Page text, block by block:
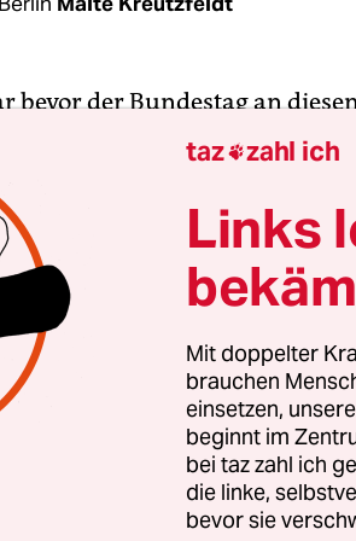
bevor der Bundestag an
verabschiedet, hat die
„Klimaschutz
war geplant, dass darin
die verschärften Ziele
Widerstand in der
bereits berichtet, enthält
Neubauten
noch
die CO
-Kosten fürs
aufzuteilen, über den
wurde wieder
Widerstand dagegen gab.
taz zahl ich
Links
Mit doppelter
brauchen
einsetzen,
beginnt im
bei taz zahl ich
die linke,
bevor sie